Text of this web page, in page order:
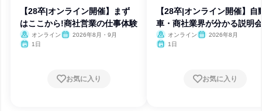
【28卒|オンライン開催】まず
はここから!商社営業の仕事体験
オンライン
2026年8月・9月
1日
お気に入り
【28卒|オンライン開催】自
車・商社業界が分かる説明会
オンライン
2026年8月
1日
お気に入り